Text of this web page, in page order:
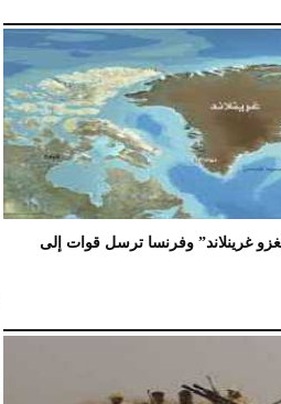
غرينلاند” وفرنسا ترسل قوات إلى